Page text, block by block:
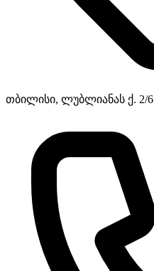
თბილისი, ლუბლიანას ქ. 2/6